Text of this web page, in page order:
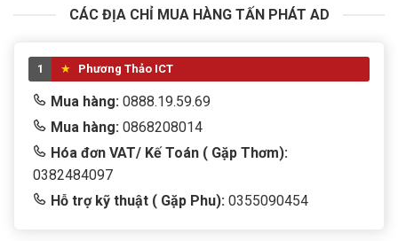
CÁC ĐỊA CHỈ MUA HÀNG TẤN PHÁT AD
1 Phương Thảo ICT
Mua hàng: 0888.19.59.69
Mua hàng: 0868208014
Hóa đơn VAT/ Kế Toán ( Gặp Thơm):
0382484097
Hỗ trợ kỹ thuật ( Gặp Phu): 0355090454